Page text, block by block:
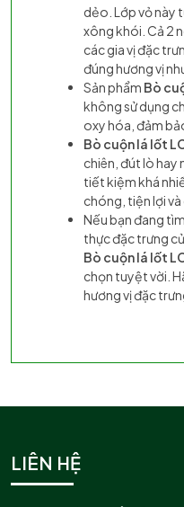
dẻo. Lớp vỏ này
xông khói. Cả 2
các gia vị đặc
đúng hương vị
Sản phẩm Bò
không sử dụng
oxy hóa, đảm
Bò cuộn lá lốt
chiên, đút lò hay
tiết kiệm khá
chóng, tiện lợi và
Nếu bạn đang
thực đặc trưng
Bò cuộn lá lốt
chọn tuyệt vời.
hương vị đặc
LIÊN HỆ